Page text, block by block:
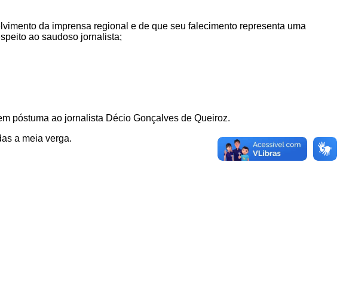
da imprensa regional e de que seu falecimento representa uma
ao saudoso jornalista;
póstuma ao jornalista Décio Gonçalves de Queiroz.
a meia verga.